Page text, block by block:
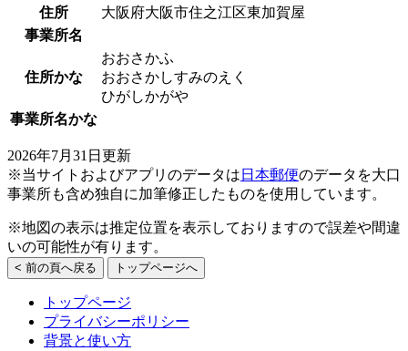
住所
大阪府大阪市住之江区東加賀屋
事業所名
住所かな
おおさかふ
おおさかしすみのえく
ひがしかがや
事業所名かな
2026年7月31日更新
※当サイトおよびアプリのデータは 日本郵便のデータを大口
事業所も含め独自に加筆修正したものを使用しています。
※地図の表示は推定位置を表示しておりますので誤差や間違
いの可能性が有ります。
< 前の頁へ戻る トップページへ
トップページ
プライバシーポリシー
背景と使い方